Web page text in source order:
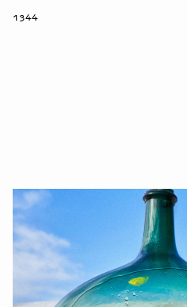
1344